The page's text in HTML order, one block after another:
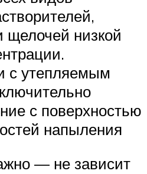
щелочей низкой
с утепляемым
с поверхностью
напыления
— не зависит